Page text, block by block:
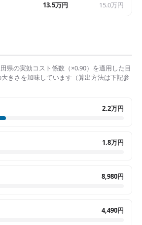
13.5万円 15.0万円
県の実効コスト係数（×0.90）を適用した目
きさを加味しています（算出方法は下記参
2.2万円
1.8万円
8,980円
4,490円